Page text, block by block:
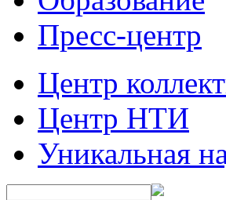
Пресс-центр
Центр
Центр НТИ
Уникальная